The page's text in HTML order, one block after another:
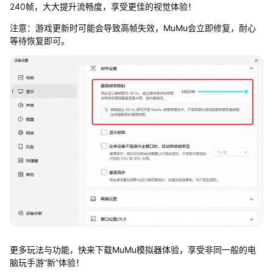
240帧，大大提升流畅度，享受更佳的视觉体验！
注意：游戏更新时可能会导致高帧失效，MuMu会立即修复，耐心
等待恢复即可。
更多玩法与功能，快来下载MuMu模拟器体验，享受非同一般的电
脑玩手游“新”体验！